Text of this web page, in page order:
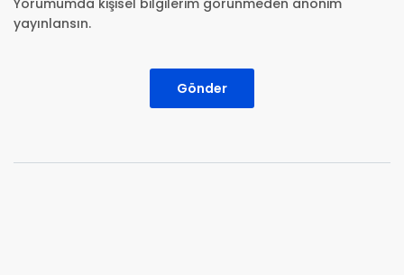
Yorumumda kişisel bilgilerim görünmeden anonim
yayınlansın.
Gönder